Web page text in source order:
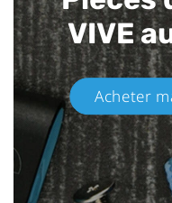
VIVE
Acheter